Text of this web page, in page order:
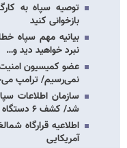
توصیه سپاه به
بازخوانی کنید
بیانیه مهم سپاه
نبرد خواهید دید و…
عضو کمیسیون امنیت
نمی‌رسیم/ ترامپ
سازمان اطلاعات
شد/ کشف ۶ دستگاه استارلینک…
اطلاعیه قرارگاه
آمریکایی